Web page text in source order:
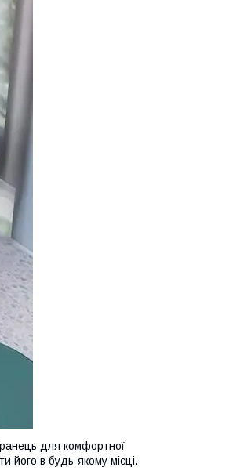
для комфортної
його в будь-якому місці.